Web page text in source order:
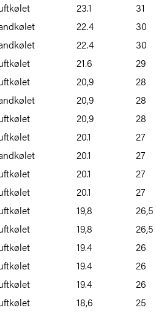
23.1
31
22.4
30
22.4
30
21.6
29
20,9
28
20,9
28
20,9
28
20.1
27
20.1
27
20.1
27
20.1
27
19,8
26,5
19,8
26,5
19.4
26
19.4
26
19.4
26
18,6
25